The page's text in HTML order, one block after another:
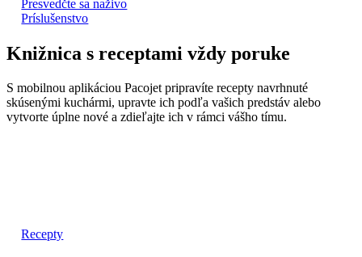
Presvedčte sa naživo
Príslušenstvo
Knižnica s receptami vždy poruke
S mobilnou aplikáciou Pacojet pripravíte recepty navrhnuté
skúsenými kuchármi, upravte ich podľa vašich predstáv alebo
vytvorte úplne nové a zdieľajte ich v rámci vášho tímu.
Recepty